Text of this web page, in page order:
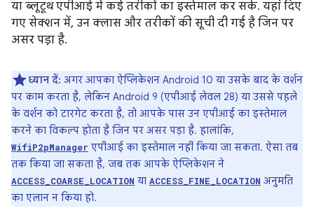
या ब्लूटूथ एपीआई में कई तरीकों का इस्तेमाल कर सके. यहां दिए
गए सेक्शन में, उन क्लास और तरीकों की सूची दी गई है जिन पर
असर पड़ा है.
ध्यान दें: अगर आपका ऐप्लिकेशन Android 10 या उसके बाद के वर्शन
पर काम करता है, लेकिन Android 9 (एपीआई लेवल 28) या उससे पहले
के वर्शन को टारगेट करता है, तो आपके पास उन एपीआई का इस्तेमाल
करने का विकल्प होता है जिन पर असर पड़ा है. हालांकि,
WifiP2pManager एपीआई का इस्तेमाल नहीं किया जा सकता. ऐसा तब
तक किया जा सकता है, जब तक आपके ऐप्लिकेशन ने
ACCESS_COARSE_LOCATION या ACCESS_FINE_LOCATION अनुमति
का एलान न किया हो.